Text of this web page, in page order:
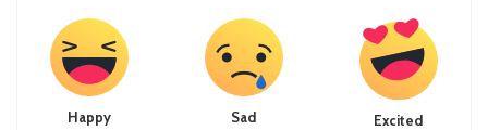
Happy Sad Excited